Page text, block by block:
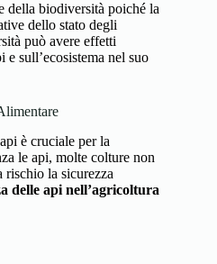
della biodiversità poiché la
dello stato degli
può avere effetti
sull’ecosistema nel suo
è cruciale per la
le api, molte colture non
rischio la sicurezza
delle api nell’agricoltura